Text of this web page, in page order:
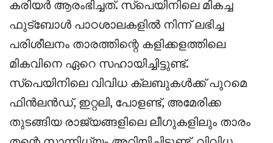
കരിയർ ആരംഭിച്ചത്. സ്പെയിനിലെ മികച്ച
ഫുട്ബോൾ പാഠശാലകളിൽ നിന്ന് ലഭിച്ച
പരിശീലനം താരത്തിന്റെ കളിക്കളത്തിലെ
മികവിനെ ഏറെ സഹായിച്ചിട്ടുണ്ട്.
സ്പെയിനിലെ വിവിധ ക്ലബുകൾക്ക് പുറമെ
ഫിൻലൻഡ്‌, ഇറ്റലി, പോളണ്ട്, അമേരിക്ക
തുടങ്ങിയ രാജ്യങ്ങളിലെ ലീഗുകളിലും താരം